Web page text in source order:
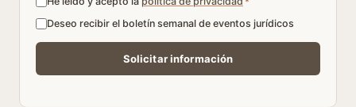
Deseo recibir el boletín semanal de eventos jurídicos